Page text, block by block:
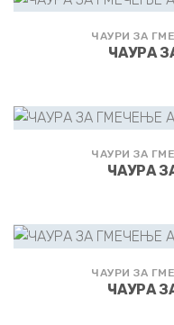
ЧАУРИ ЗА
ЧАУРА
ЧАУРИ ЗА
ЧАУРА
ЧАУРИ ЗА
ЧАУРА